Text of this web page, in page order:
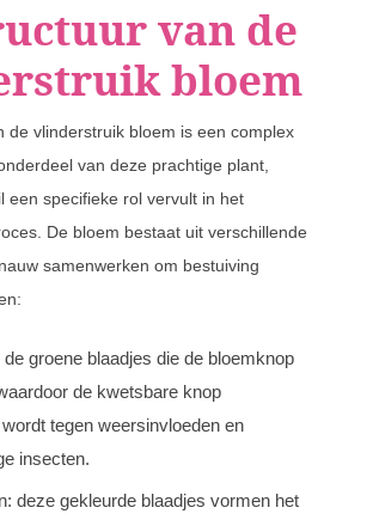
van de
bloem
de vlinderstruik bloem is een complex
van deze prachtige plant,
een specifieke rol vervult in het
De bloem bestaat uit verschillende
samenwerken om bestuiving
de groene blaadjes die de bloemknop
de kwetsbare knop
tegen weersinvloeden en
insecten.
deze gekleurde blaadjes vormen het